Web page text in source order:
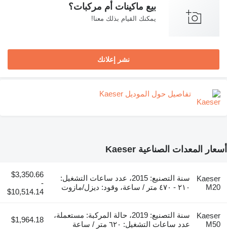
بيع ماكينات أم مركبات؟
يمكنك القيام بذلك معنا!
نشر إعلانك
تفاصيل حول الموديل Kaeser
أسعار المعدات الصناعية Kaeser
Kaeser
M20
سنة التصنيع: 2015، عدد ساعات التشغيل:
٢١٠ - ٤٧٠ متر / ساعة، وقود: ديزل/مازوت
$3,350.66
-
$10,514.14
Kaeser
M50
سنة التصنيع: 2019، حالة المركبة: مستعملة،
عدد ساعات التشغيل: ٦٢٠ متر / ساعة
$1,964.18